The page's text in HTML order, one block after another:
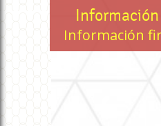
Información